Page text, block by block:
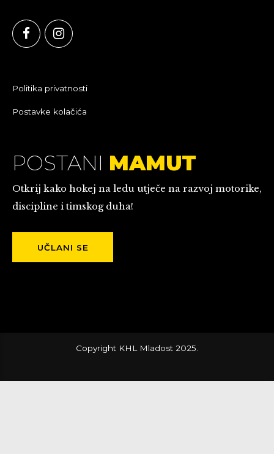
Politika privatnosti
Postavke kolačića
POSTANI MAMUT
Otkrij kako hokej na ledu utječe na razvoj motorike,
discipline i timskog duha!
UČLANI SE
Copyright KHL Mladost 2025.